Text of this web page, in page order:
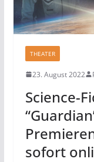
THEATER
23. August 2022
Science-
sofort